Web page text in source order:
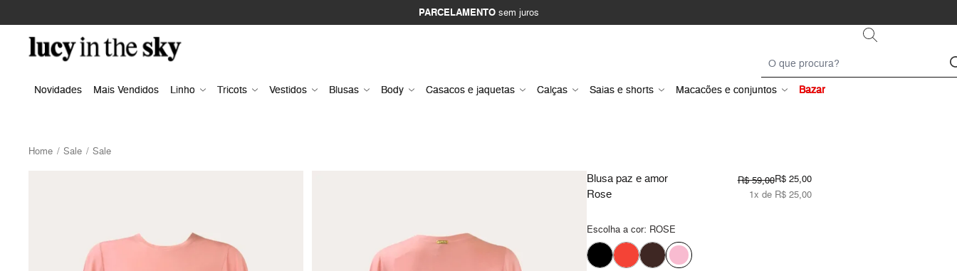
PARCELAMENTOsem juros
Novidades Mais Vendidos Linho Tricots Vestidos Blusas Body Casacos e jaquetas Calças Saias e shorts Macacões e conjuntos Bazar
Home Sale Sale
Blusa paz e amor
Rose
R$ 59,00R$ 25,00
1x de R$ 25,00
Escolha a cor: ROSE